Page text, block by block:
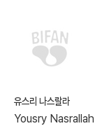
유스리 나스랄라
Yousry Nasrallah